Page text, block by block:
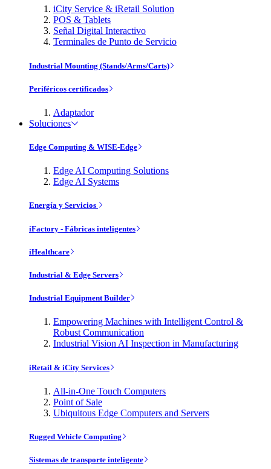
iCity Service & iRetail Solution
POS & Tablets
Señal Digital Interactivo
Terminales de Punto de Servicio
Industrial Mounting (Stands/Arms/Carts)
Periféricos certificados
Adaptador
Soluciones
Edge Computing & WISE-Edge
Edge AI Computing Solutions
Edge AI Systems
Energía y Servicios
iFactory - Fábricas inteligentes
iHealthcare
Industrial & Edge Servers
Industrial Equipment Builder
Empowering Machines with Intelligent Control &
Robust Communication
Industrial Vision AI Inspection in Manufacturing
iRetail & iCity Services
All-in-One Touch Computers
Point of Sale
Ubiquitous Edge Computers and Servers
Rugged Vehicle Computing
Sistemas de transporte inteligente